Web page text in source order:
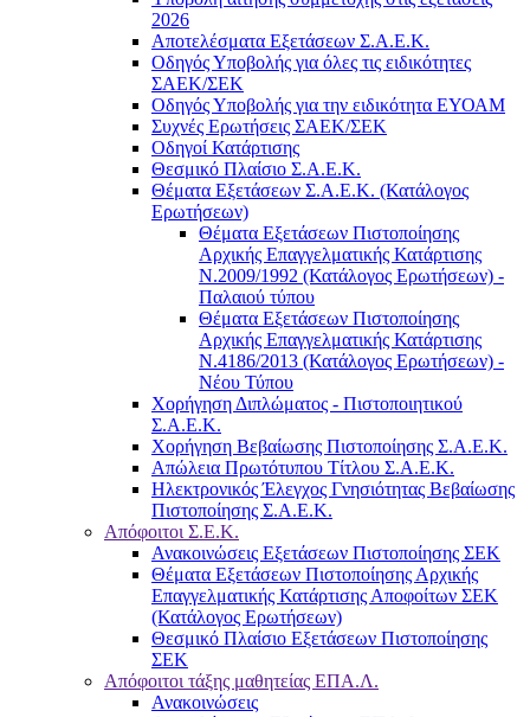
2026
Αποτελέσματα Εξετάσεων Σ.Α.Ε.Κ.
Οδηγός Υποβολής για όλες τις ειδικότητες
ΣΑΕΚ/ΣΕΚ
Οδηγός Υποβολής για την ειδικότητα ΕΥΟΑΜ
Συχνές Ερωτήσεις ΣΑΕΚ/ΣΕΚ
Οδηγοί Κατάρτισης
Θεσμικό Πλαίσιο Σ.Α.Ε.Κ.
Θέματα Εξετάσεων Σ.Α.Ε.Κ. (Κατάλογος
Ερωτήσεων)
Θέματα Εξετάσεων Πιστοποίησης
Αρχικής Επαγγελματικής Κατάρτισης
Ν.2009/1992 (Κατάλογος Ερωτήσεων) -
Παλαιού τύπου
Θέματα Εξετάσεων Πιστοποίησης
Αρχικής Επαγγελματικής Κατάρτισης
Ν.4186/2013 (Κατάλογος Ερωτήσεων) -
Νέου Τύπου
Χορήγηση Διπλώματος - Πιστοποιητικού
Σ.Α.Ε.Κ.
Χορήγηση Βεβαίωσης Πιστοποίησης Σ.Α.Ε.Κ.
Απώλεια Πρωτότυπου Τίτλου Σ.Α.Ε.Κ.
Ηλεκτρονικός Έλεγχος Γνησιότητας Βεβαίωσης
Πιστοποίησης Σ.Α.Ε.Κ.
Απόφοιτοι Σ.Ε.Κ.
Ανακοινώσεις Εξετάσεων Πιστοποίησης ΣΕΚ
Θέματα Εξετάσεων Πιστοποίησης Αρχικής
Επαγγελματικής Κατάρτισης Αποφοίτων ΣΕΚ
(Κατάλογος Ερωτήσεων)
Θεσμικό Πλαίσιο Εξετάσεων Πιστοποίησης
ΣΕΚ
Απόφοιτοι τάξης μαθητείας ΕΠΑ.Λ.
Ανακοινώσεις